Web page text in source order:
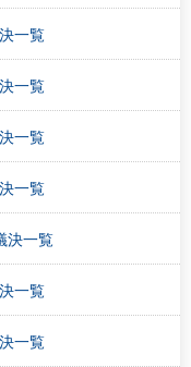
一覧
一覧
一覧
一覧
決一覧
一覧
一覧